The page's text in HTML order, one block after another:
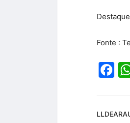
Fonte :